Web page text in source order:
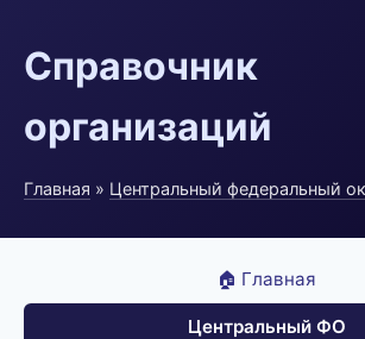
Справочник
организаций
Главная » Центральный федеральный
🏠 Главная
Центральный ФО